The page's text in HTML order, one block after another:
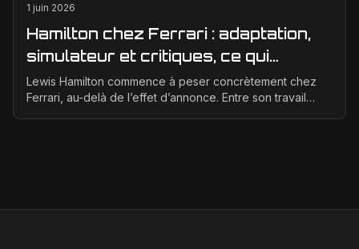
1 juin 2026
Hamilton chez Ferrari : adaptation,
simulateur et critiques, ce qui
change vraiment pour la Scuderia
Lewis Hamilton commence à peser concrètement chez
Ferrari, au-delà de l’effet d’annonce. Entre son travail